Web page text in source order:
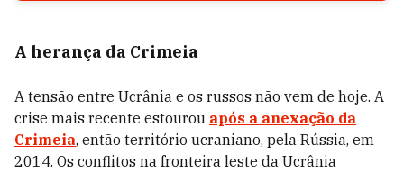
A herança da Crimeia
A tensão entre Ucrânia e os russos não vem de hoje. A
crise mais recente estourou após a anexação da
Crimeia, então território ucraniano, pela Rússia, em
2014. Os conflitos na fronteira leste da Ucrânia